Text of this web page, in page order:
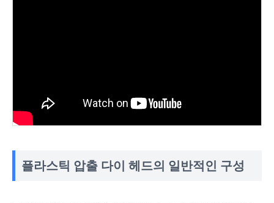
플라스틱 압출 다이 헤드의 일반적인 구성